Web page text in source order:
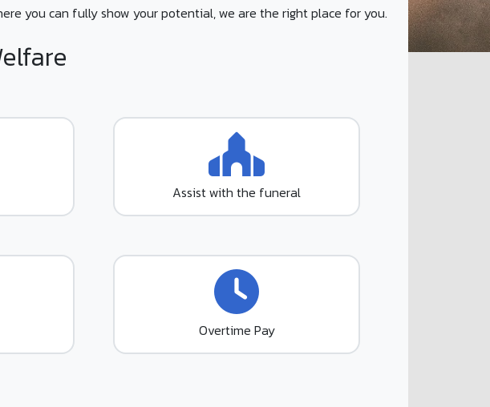
you can fully show your potential, we are the right place for you.
Assist with the funeral
Overtime Pay